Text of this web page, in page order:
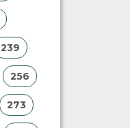
239
256
273